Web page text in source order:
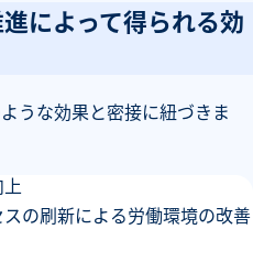
によって得られる効
うな効果と密接に紐づきま
の刷新による労働環境の改善